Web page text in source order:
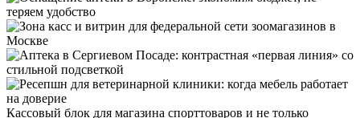
Кассовый блок для магазина спорттоваров и не только